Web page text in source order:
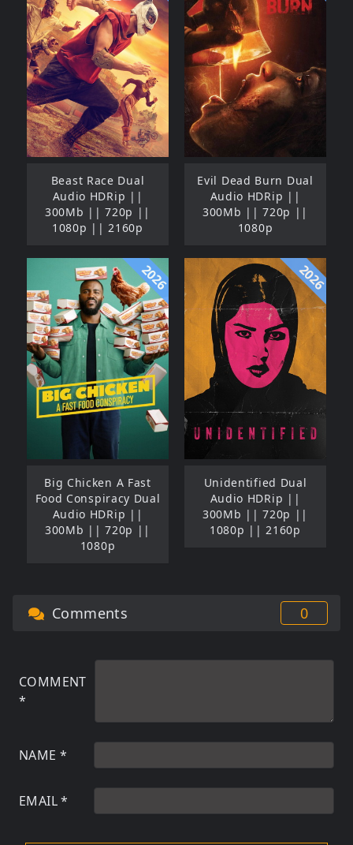
Beast Race Dual
Audio HDRip ||
300Mb || 720p ||
1080p || 2160p
Evil Dead Burn Dual
Audio HDRip ||
300Mb || 720p ||
1080p
2026
Big Chicken A Fast
Food Conspiracy Dual
Audio HDRip ||
300Mb || 720p ||
1080p
2026
Unidentified Dual
Audio HDRip ||
300Mb || 720p ||
1080p || 2160p
Comments 0
COMMENT
*
NAME *
EMAIL*